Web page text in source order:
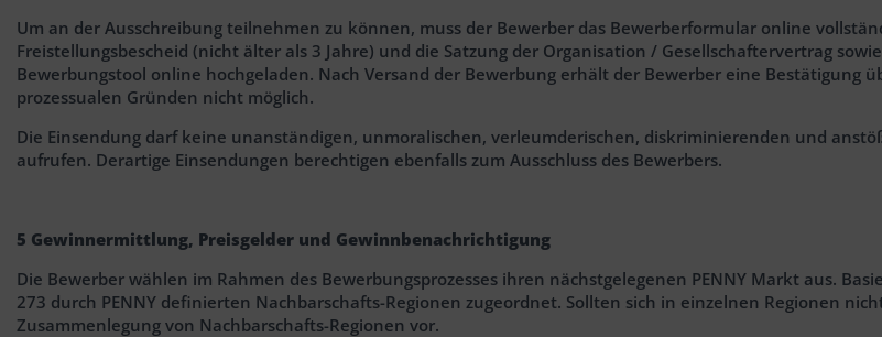
Um an der Ausschreibung teilnehmen zu können, muss der Bewerber das Bewerberformular online
Freistellungsbescheid (nicht älter als 3 Jahre) und die Satzung der Organisation / Gesellschaftervertrag
Bewerbungstool online hochgeladen. Nach Versand der Bewerbung erhält der Bewerber eine Bestätigung
prozessualen Gründen nicht möglich.
Die Einsendung darf keine unanständigen, unmoralischen, verleumderischen, diskriminierenden und
aufrufen. Derartige Einsendungen berechtigen ebenfalls zum Ausschluss des Bewerbers.
5 Gewinnermittlung, Preisgelder und Gewinnbenachrichtigung
Die Bewerber wählen im Rahmen des Bewerbungsprozesses ihren nächstgelegenen PENNY Markt aus.
273 durch PENNY definierten Nachbarschafts-Regionen zugeordnet. Sollten sich in einzelnen Regionen
Zusammenlegung von Nachbarschafts-Regionen vor.